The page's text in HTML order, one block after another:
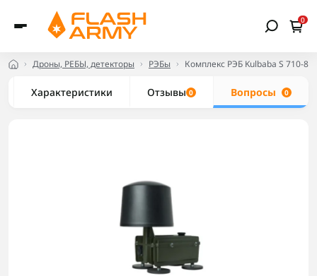
0
Дроны, РЕБЫ, детекторы РЭБы Комплекс РЭБ Kulbaba S 710-
Характеристики Отзывы 0 Вопросы 0